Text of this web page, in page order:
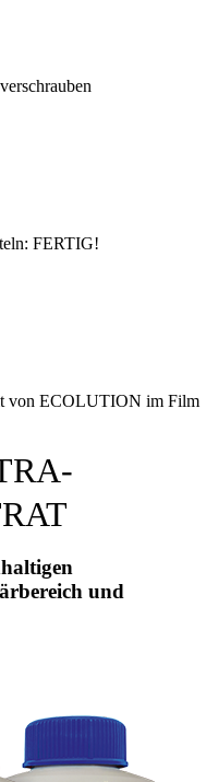
FERTIG!
von ECOLUTION im Film
und